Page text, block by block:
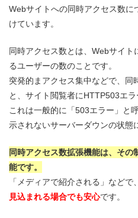
Webサイトへの同時アクセス数に
けています。
同時アクセス数とは、Webサイ
るユーザーの数のことです。
突発的まアクセス集中などで、同
と、サイト閲覧者にHTTP503エラ
これは一般的に「503エラー」と
示されないサーバーダウンの状態
同時アクセス数拡張機能は、そ
能です。
「メディアで紹介される」などで、
見込まれる場合でも安心です。